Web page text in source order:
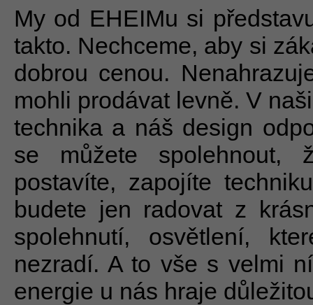
My od EHEIMu si
takto. Nechceme, aby si
dobrou cenou.
mohli prodávat levně. V
technika a náš design
se můžete spolehnout,
postavíte, zapojíte
budete jen radovat z
spolehnutí, osvětlení,
nezradí. A to vše s velmi
energie u nás hraje